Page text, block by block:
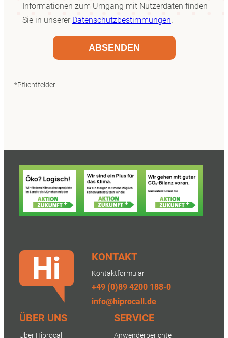
Informationen zum Umgang mit Nutzerdaten finden
Sie in unserer Datenschutzbestimmungen.
*Pflichtfelder
KONTAKT
Kontaktformular
+49 (0)89 4200 188-0
info@hiprocall.de
ÜBER UNS
Über Hiprocall
SERVICE
Anwenderberichte